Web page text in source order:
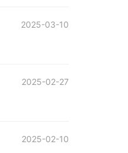
2025-03-10
2025-02-27
2025-02-10